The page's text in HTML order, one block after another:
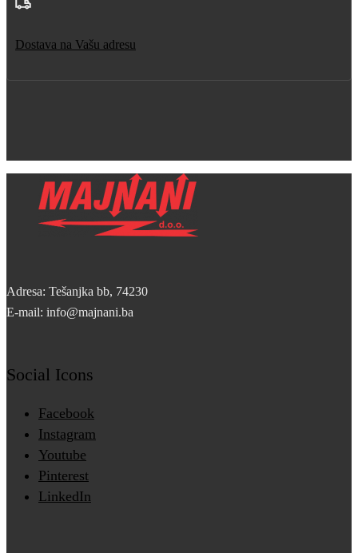
Dostava na Vašu adresu
Adresa: Tešanjka bb, 74230
E-mail: info@majnani.ba
Social Icons
Facebook
Instagram
Youtube
Pinterest
LinkedIn